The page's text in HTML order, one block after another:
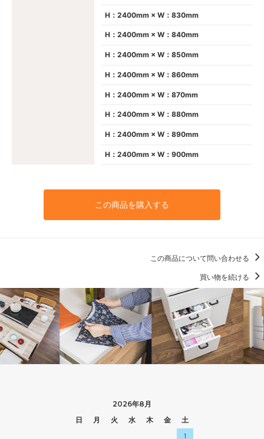
H：2400mm × W：830mm
H：2400mm × W：840mm
H：2400mm × W：850mm
H：2400mm × W：860mm
H：2400mm × W：870mm
H：2400mm × W：880mm
H：2400mm × W：890mm
H：2400mm × W：900mm
この商品を購入する
この商品について問い合わせる
買い物を続ける
2026年8月
日
月 火 水 木 金
土
1